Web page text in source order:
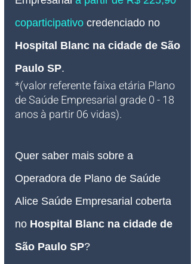
coparticipativo credenciado no
Hospital Blanc na cidade de São
Paulo SP.
*(valor referente faixa etária Plano
de Saúde Empresarial grade 0 - 18
anos à partir 06 vidas).
Quer saber mais sobre a
Operadora de Plano de Saúde
Alice Saúde Empresarial coberta
no Hospital Blanc na cidade de
São Paulo SP?